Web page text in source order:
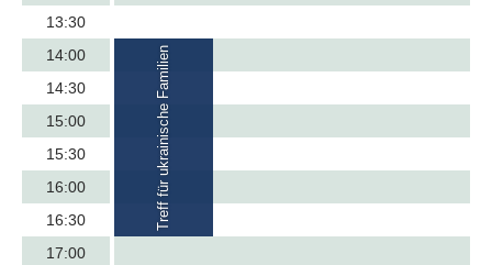
13:30
14:00
14:30
15:00
15:30
16:00
16:30
17:00
Treff für ukrainische Familien